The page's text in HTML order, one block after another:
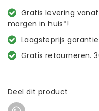
Gratis levering
morgen in huis*!
Laagsteprijs
Gratis retourneren.
Deel dit product